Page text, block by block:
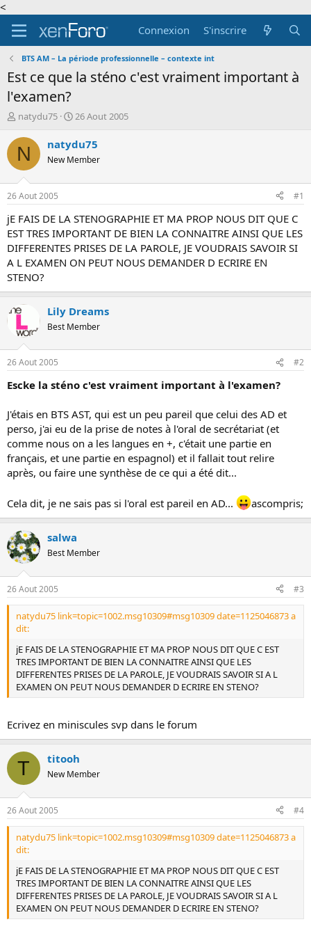
<
Connexion
S'inscrire
BTS AM – La période professionnelle – contexte int
Est ce que la sténo c'est vraiment important à
l'examen?
A
t
e
r
d
e
l
a
d
i
s
c
u
s
i
o
n
natydu75
D
t
d
é
b
u
t
26 Aout 2005
N natydu75
New Member
26 Aout 2005 #1
jE FAIS DE LA STENOGRAPHIE ET MA PROP NOUS DIT QUE C
EST TRES IMPORTANT DE BIEN LA CONNAITRE AINSI QUE LES
DIFFERENTES PRISES DE LA PAROLE, JE VOUDRAIS SAVOIR SI
A L EXAMEN ON PEUT NOUS DEMANDER D ECRIRE EN
STENO?
Lily Dreams
Best Member
26 Aout 2005 #2
Escke la sténo c'est vraiment important à l'examen?
J'étais en BTS AST, qui est un peu pareil que celui des AD et
perso, j'ai eu de la prise de notes à l'oral de secrétariat (et
comme nous on a les langues en +, c'était une partie en
français, et une partie en espagnol) et il fallait tout relire
après, ou faire une synthèse de ce qui a été dit...
Cela dit, je ne sais pas si l'oral est pareil en AD... ascompris;
salwa
Best Member
26 Aout 2005 #3
natydu75 link=topic=1002.msg10309#msg10309 date=1125046873 a
dit:
jE FAIS DE LA STENOGRAPHIE ET MA PROP NOUS DIT QUE C EST
TRES IMPORTANT DE BIEN LA CONNAITRE AINSI QUE LES
DIFFERENTES PRISES DE LA PAROLE, JE VOUDRAIS SAVOIR SI A L
EXAMEN ON PEUT NOUS DEMANDER D ECRIRE EN STENO?
Ecrivez en miniscules svp dans le forum
T titooh
New Member
26 Aout 2005 #4
natydu75 link=topic=1002.msg10309#msg10309 date=1125046873 a
dit:
jE FAIS DE LA STENOGRAPHIE ET MA PROP NOUS DIT QUE C EST
TRES IMPORTANT DE BIEN LA CONNAITRE AINSI QUE LES
DIFFERENTES PRISES DE LA PAROLE, JE VOUDRAIS SAVOIR SI A L
EXAMEN ON PEUT NOUS DEMANDER D ECRIRE EN STENO?